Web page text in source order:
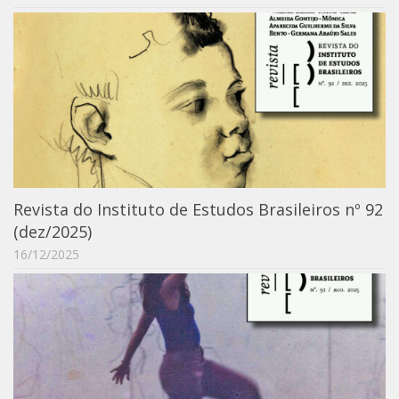
Acadêmico
Graduação
Pós-Graduação
Acervo
Publicações
Almanack Braziliense
Catálogos
Estudos Brasileiros
Guia do IEB
Informe IEB
Livros publicados
MarioScriptor
Revista do Instituto de Estudos Brasileiros nº 92
(dez/2025)
16/12/2025